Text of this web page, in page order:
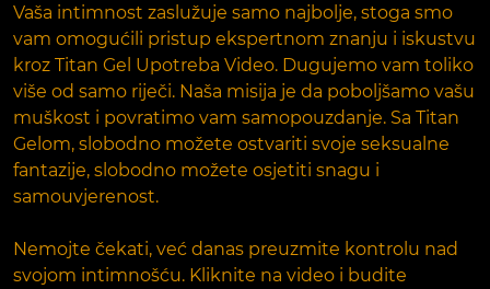
Vaša intimnost zaslužuje samo najbolje, stoga smo
vam omogućili pristup ekspertnom znanju i iskustvu
kroz Titan Gel Upotreba Video. Dugujemo vam toliko
više od samo riječi. Naša misija je da poboljšamo vašu
muškost i povratimo vam samopouzdanje. Sa Titan
Gelom, slobodno možete ostvariti svoje seksualne
fantazije, slobodno možete osjetiti snagu i
samouvjerenost.
Nemojte čekati, već danas preuzmite kontrolu nad
svojom intimnošću. Kliknite na video i budite